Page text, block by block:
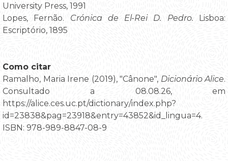
University Press, 1991
Lopes, Fernão. Crónica de El-Rei D. Pedro. Lisboa:
Escriptório, 1895
Como citar
Ramalho, Maria Irene (2019), "Cânone", Dicionário Alice.
Consultado a 08.08.26, em
https://alice.ces.uc.pt/dictionary/index.php?
id=23838&pag=23918&entry=43852&id_lingua=4.
ISBN: 978-989-8847-08-9